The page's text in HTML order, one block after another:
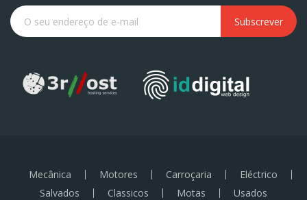
Subscrever
Mecânica Motores Carroçaria
Eléctrico
Salvados
Classicos Motas Usados